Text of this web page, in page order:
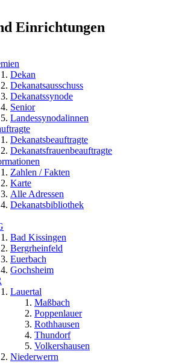
Einrichtungen
Dekan
Dekanatsausschuss
Dekanatssynode
Senior
Landessynodalinnen
Dekanatsbeauftragte
Dekanatsfrauenbeauftragte
Zahlen / Fakten
Karte
Alle Adressen
Dekanatsbibliothek
Bad Kissingen
Bergrheinfeld
Euerbach
Gochsheim
Lauertal
Maßbach
Poppenlauer
Rothhausen
Thundorf
Volkershausen
Niederwerrn